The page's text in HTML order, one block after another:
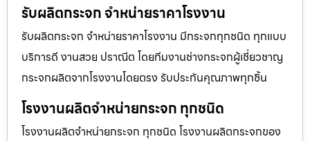
รับผลิตกระจก จำหน่ายราคาโรงงาน
รับผลิตกระจก จำหน่ายราคาโรงงาน มีกระจกทุกชนิด ทุกแบบ
บริการดี งานสวย ปราณีต โดยทีมงานช่างกระจกผู้เชี่ยวชาญ
กระจกผลิตจากโรงงานโดยตรง รับประกันคุณภาพทุกชิ้น
โรงงานผลิตจำหน่ายกระจก ทุกชนิด
โรงงานผลิตจำหน่ายกระจก ทุกชนิด โรงงานผลิตกระจกของ